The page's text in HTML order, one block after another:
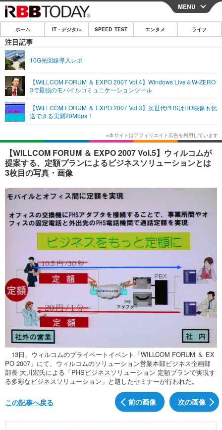
CLOSE
ホーム
IT・デジタル
ネタ ガジェット・ツール
ショッピング その他
SPEED TEST
エンタメ
エンタメTOP
韓国・芸能
音楽 スポーツ
グラビア
ショッピング その他
ライフ
ライフTOP グルメ
ペット ショッピング
その他
リリース一覧
プッシュ通知の停止方法
MENU
ホーム IT・デジタル SPEED TEST エンタメ ライフ
注目記事
10G光回線導入レポ
【WILLCOM FORUM ＆ EXPO 2007 Vol.4】Windows Live＆W-ZERO
3で最強のモバイルコミュニケーションツール
【WILLCOM FORUM ＆ EXPO 2007 Vol.3】次世代PHSはHD映像も伝
送できる実測20Mbps！
【WILLCOM FORUM ＆ EXPO 2007 Vol.5】ウィルコムが
提案する、定額プランによるビジネスソリューションとは
3枚目の写真・画像
13日、ウィルコムのプライベートイベント「WILLCOM FORUM ＆ EX
PO 2007」にて、ウィルコムのソリューション営業本部ビジネス企画部
部長 大川宏氏による「PHSビジネスソリューション 定額プランで実現す
る多彩なビジネスソリューション」と題したセミナーが行われた。
前の画像 次の画像
この記事へ戻る